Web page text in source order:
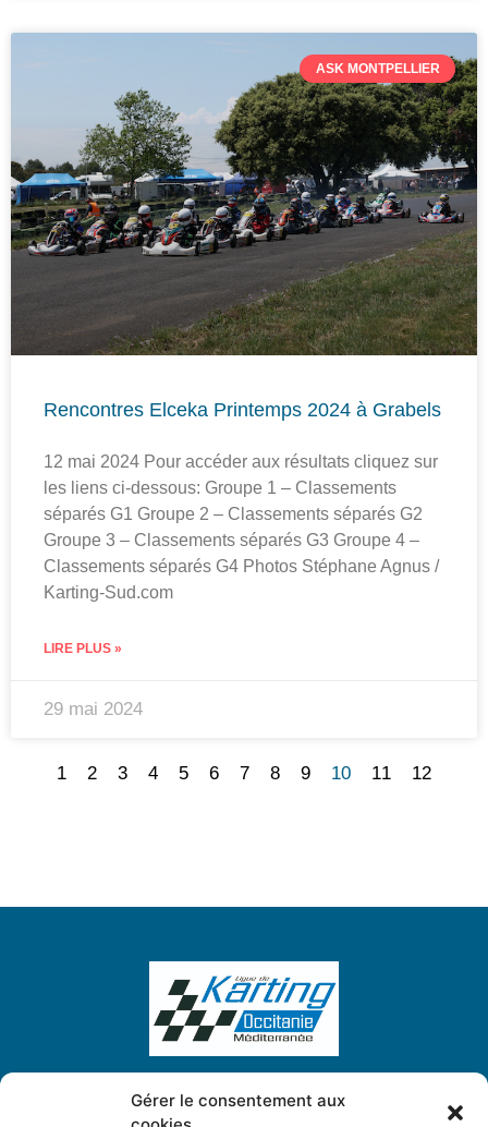
Gérer le consentement aux
ASK MONTPELLIER
Rencontres Elceka Printemps 2024 à Grabels
12 mai 2024 Pour accéder aux résultats cliquez sur
les liens ci-dessous: Groupe 1 – Classements
séparés G1 Groupe 2 – Classements séparés G2
Groupe 3 – Classements séparés G3 Groupe 4 –
Classements séparés G4 Photos Stéphane Agnus /
Karting-Sud.com
LIRE PLUS »
29 mai 2024
1 2 3 4 5 6 7 8 9 10 11 12